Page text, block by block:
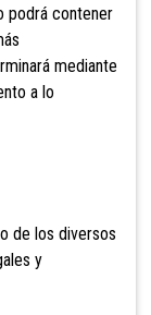
podrá contener
mediante
a lo
de los diversos
y